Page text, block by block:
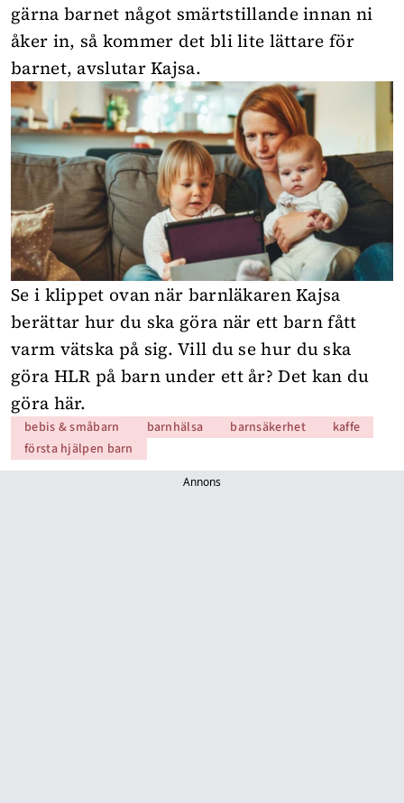
gärna barnet något smärtstillande innan ni
åker in, så kommer det bli lite lättare för
barnet, avslutar Kajsa.
Se i klippet ovan när barnläkaren Kajsa
berättar hur du ska göra när ett barn fått
varm vätska på sig. Vill du se hur du ska
göra HLR på barn under ett år?Det kan du
göra här.
bebis & småbarn barnhälsa barnsäkerhet
kaffe
första hjälpen barn
Annons